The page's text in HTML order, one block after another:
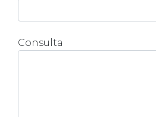
Consulta